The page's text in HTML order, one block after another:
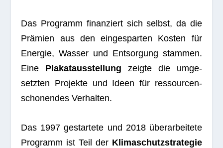
Das Pro­gramm finan­ziert sich selbst, da die
Prä­mien aus den ein­ge­spar­ten Kos­ten für
Ener­gie, Was­ser und Ent­sor­gung stam­men.
Eine Pla­kat­aus­stel­lung zeigte die umge­
setz­ten Pro­jekte und Ideen für res­sour­cen­
scho­nen­des Verhalten.
Das 1997 gestar­tete und 2018 über­ar­bei­tete
Pro­gramm ist Teil der Kli­ma­schutz­stra­te­gie